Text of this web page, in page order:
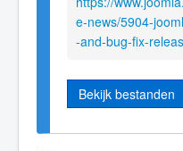
e-news/5904-
-and-bug-fix-
Bekijk bestanden